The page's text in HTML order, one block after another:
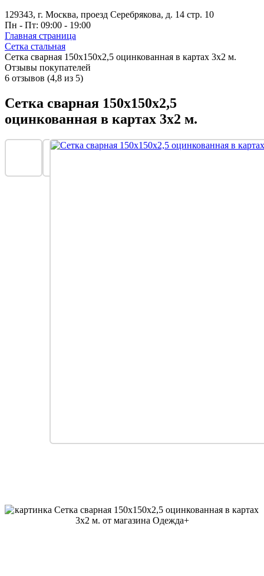
129343, г. Москва, проезд Серебрякова, д. 14 стр. 10
Пн - Пт: 09:00 - 19:00
Главная страница
Сетка стальная
Сетка сварная 150х150x2,5 оцинкованная в картах 3х2 м.
Отзывы покупателей
6 отзывов (4,8 из 5)
Сетка сварная 150х150x2,5
оцинкованная в картах 3х2 м.